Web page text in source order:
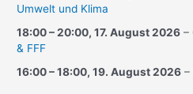
Umwelt und Klima
18:00–20:00,17. August 2026 –
& FFF
16:00–18:00,19. August 2026 –